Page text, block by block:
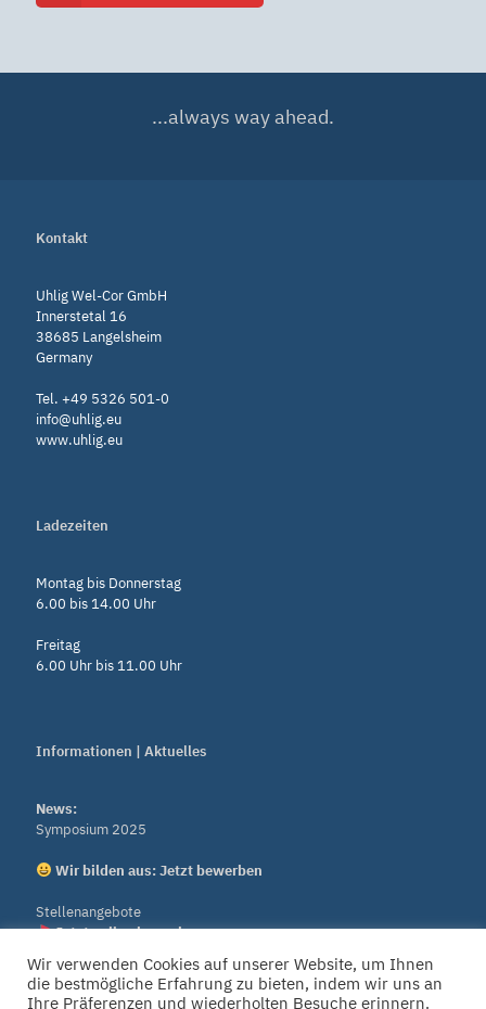
...always way ahead.
Kontakt
Uhlig Wel-Cor GmbH
Innerstetal 16
38685 Langelsheim
Germany
Tel. +49 5326 501-0
info@uhlig.eu
www.uhlig.eu
Ladezeiten
Montag bis Donnerstag
6.00 bis 14.00 Uhr
Freitag
6.00 Uhr bis 11.00 Uhr
Informationen | Aktuelles
News:
Symposium 2025
Wir bilden aus: Jetzt bewerben
Stellenangebote
Jetzt online bewerben
Downloads
Impressum|Datenschutz
Wir verwenden Cookies auf unserer Website, um Ihnen
die bestmögliche Erfahrung zu bieten, indem wir uns an